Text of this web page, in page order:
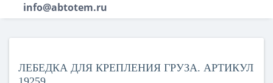
info@abtotem.ru
ЛЕБЕДКА ДЛЯ КРЕПЛЕНИЯ ГРУЗА. АРТИКУЛ